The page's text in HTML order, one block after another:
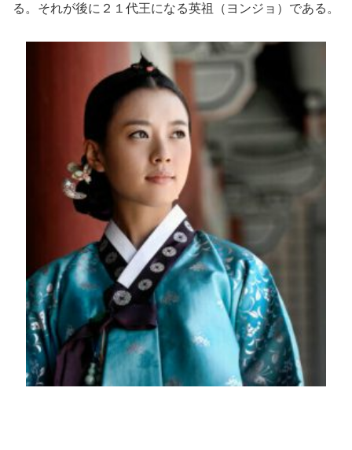
る。それが後に２１代王になる英祖（ヨンジョ）である。